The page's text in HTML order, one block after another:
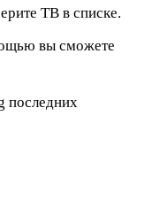
ТВ в списке.
вы сможете
последних